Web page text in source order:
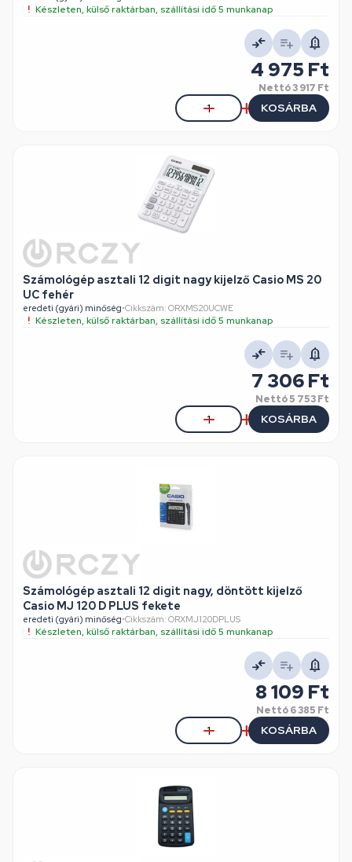
Készleten, külső raktárban, szállítási idő 5 munkanap
4 975 Ft
Nettó3 917 Ft
KOSÁRBA
Számológép asztali 12 digit nagy kijelző Casio MS 20
UC fehér
eredeti (gyári) minőség•Cikkszám: ORXMS20UCWE
Készleten, külső raktárban, szállítási idő 5 munkanap
7 306 Ft
Nettó5 753 Ft
KOSÁRBA
Számológép asztali 12 digit nagy, döntött kijelző
Casio MJ 120 D PLUS fekete
eredeti (gyári) minőség•Cikkszám: ORXMJ120DPLUS
Készleten, külső raktárban, szállítási idő 5 munkanap
8 109 Ft
Nettó6 385 Ft
KOSÁRBA